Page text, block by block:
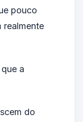
pouco
realmente
a
do